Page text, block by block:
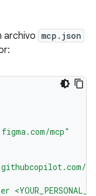
archivo mcp.json
mcp"